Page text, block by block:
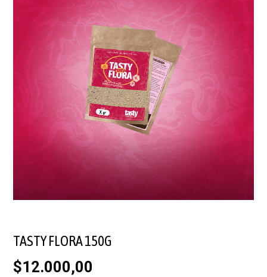
TASTY FLORA 150G
$12.000,00